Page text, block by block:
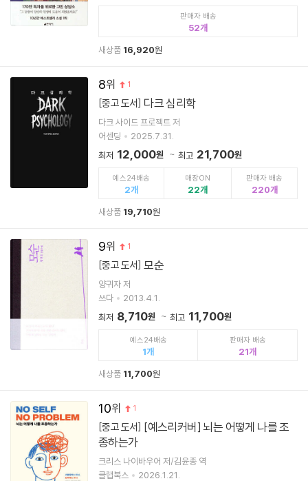
판매자 배송
52
새상품 16,920원
8 1
[중고 도서] 다크 심리학
다크 사이드 프로젝트 저
어센딩
2025.7.31.
최저 12,000원 최고 21,700원
예스24배송
2
매장ON
22
판매자 배송
220
새상품 19,710원
9 1
[중고 도서] 모순
양귀자 저
쓰다
2013.4.1.
최저 8,710원 최고 11,700원
예스24배송
1
판매자 배송
21
새상품 11,700원
10 1
[중고 도서]
종하는가
크리스 나이바우어 저/김윤종 역
클랩북스
2026.1.21.